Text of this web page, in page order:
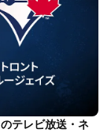
テレビ放送・ネ